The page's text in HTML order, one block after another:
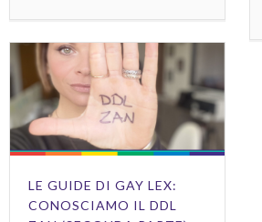
LE GUIDE DI GAY LEX:
CONOSCIAMO IL DDL